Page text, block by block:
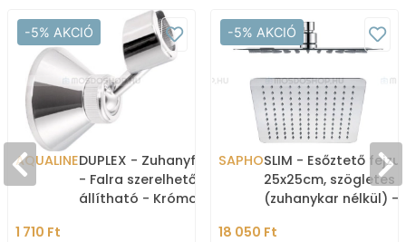
-5% AKCIÓ
AQUALINEDUPLEX - Zuhanyfej tartó
- Falra szerelhető,
állítható - Krómozott -
1 710 Ft
-5% AKCIÓ
SAPHOSLIM - Esőztető
25x25cm, szögletes
(zuhanykar nélkül) -
18 050 Ft